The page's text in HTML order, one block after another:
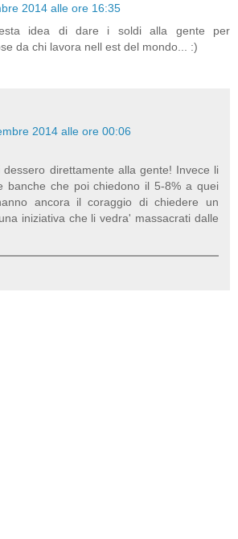
2014 alle ore 16:35
idea di dare i soldi alla gente per
da chi lavora nell est del mondo... :)
2014 alle ore 00:06
dessero direttamente alla gente! Invece li
banche che poi chiedono il 5-8% a quei
ancora il coraggio di chiedere un
iniziativa che li vedra' massacrati dalle